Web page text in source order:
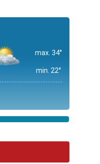
max. 34°
min. 22°